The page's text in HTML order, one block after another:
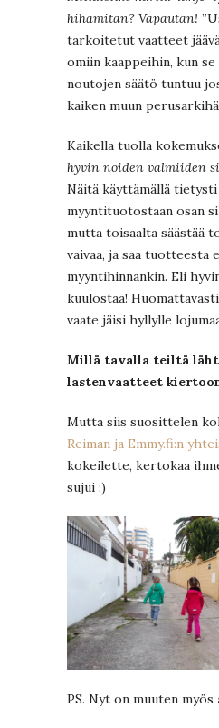
hihamitan? Vapautan!
tarkoitetut vaatteet
omiin kaappeihin, kun se
noutojen säätö tuntuu
kaiken muun
Kaikella tuolla
hyvin noiden valmiiden
Näitä käyttämällä tietysti
myyntituotostaan osan
mutta toisaalta säästää
vaivaa, ja saa tuotteesta
myyntihinnankin. Eli
kuulostaa!
vaate jäisi hyllylle
Millä tavalla teiltä
lastenvaatteet
Mutta siis suosittelen
Reiman ja Emmy.fi:n
kokeilette, kertokaa
sujui :)
PS. Nyt on muuten myös